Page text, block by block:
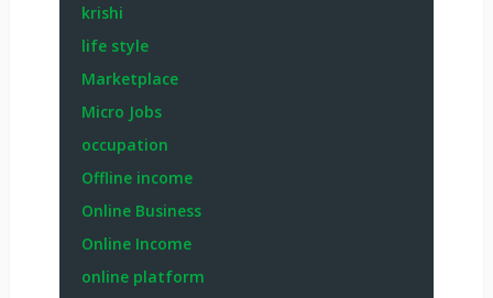
krishi
life style
Marketplace
Micro Jobs
occupation
Offline income
Online Business
Online Income
online platform